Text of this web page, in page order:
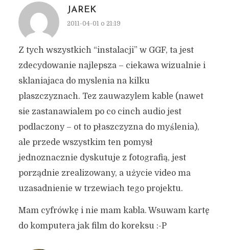
JAREK
2011-04-01 o 21:19
Z tych wszystkich “instalacji” w GGF, ta jest
zdecydowanie najlepsza – ciekawa wizualnie i
sklaniajaca do myslenia na kilku
plaszczyznach. Tez zauwazylem kable (nawet
sie zastanawialem po co cinch audio jest
podlaczony – ot to płaszczyzna do myślenia),
ale przede wszystkim ten pomysł
jednoznacznie dyskutuje z fotografią, jest
porządnie zrealizowany, a użycie video ma
uzasadnienie w trzewiach tego projektu.
Mam cyfrówkę i nie mam kabla. Wsuwam kartę
do komputera jak film do koreksu :-P